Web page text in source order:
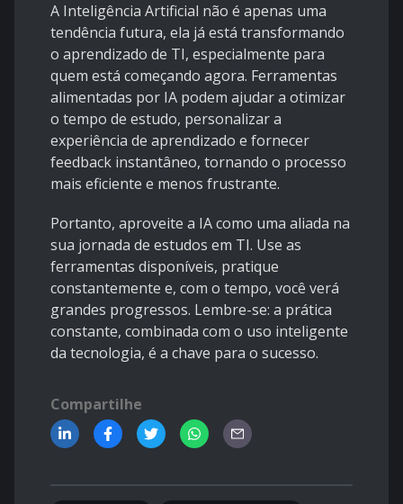
A Inteligência Artificial não é apenas uma
tendência futura, ela já está transformando
o aprendizado de TI, especialmente para
quem está começando agora. Ferramentas
alimentadas por IA podem ajudar a otimizar
o tempo de estudo, personalizar a
experiência de aprendizado e fornecer
feedback instantâneo, tornando o processo
mais eficiente e menos frustrante.
Portanto, aproveite a IA como uma aliada na
sua jornada de estudos em TI. Use as
ferramentas disponíveis, pratique
constantemente e, com o tempo, você verá
grandes progressos. Lembre-se: a prática
constante, combinada com o uso inteligente
da tecnologia, é a chave para o sucesso.
Compartilhe